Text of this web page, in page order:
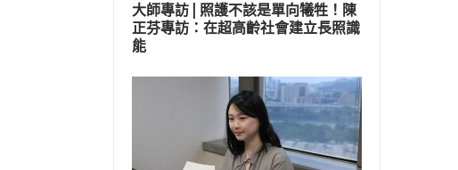
大師專訪 | 照護不該是單向犧牲！陳
正芬專訪：在超高齡社會建立長照識
能